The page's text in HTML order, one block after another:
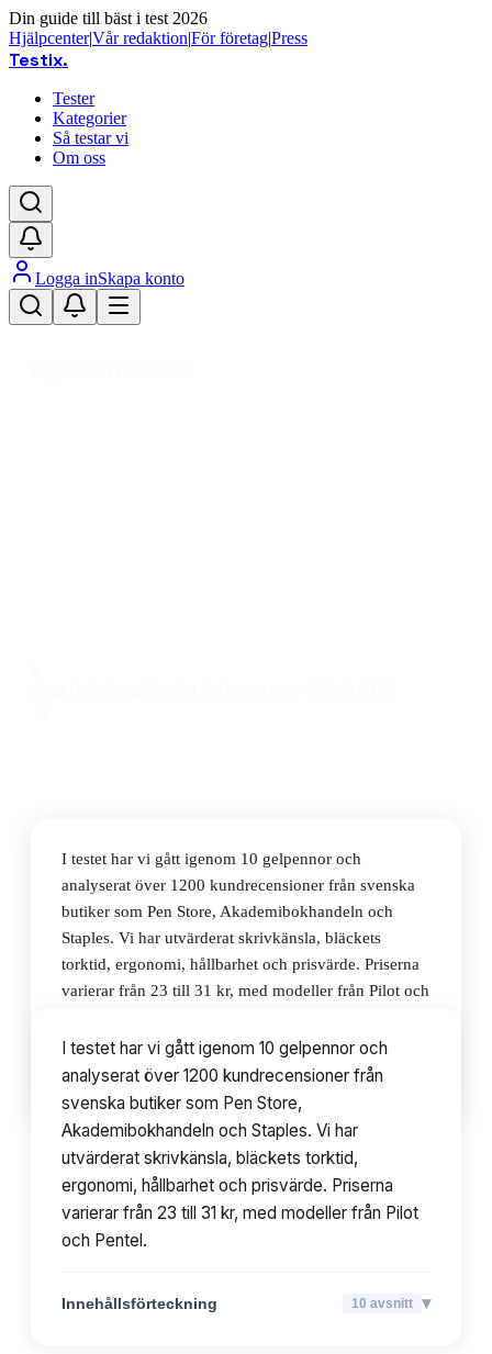
Din guide till bäst i test 2026
Hjälpcenter|Vår redaktion|För företag|Press
Testix.
Tester
Kategorier
Så testar vi
Om oss
Logga inSkapa konto
I testet har vi gått igenom 10 gelpennor och
analyserat över 1200 kundrecensioner från svenska
butiker som Pen Store, Akademibokhandeln och
Staples. Vi har utvärderat skrivkänsla, bläckets
torktid, ergonomi, hållbarhet och prisvärde. Priserna
varierar från 23 till 31 kr, med modeller från Pilot och
Innehållsförteckning 10avsnitt
I testet har vi gått igenom 10 gelpennor och
analyserat över 1200 kundrecensioner från
svenska butiker som Pen Store,
Akademibokhandeln och Staples. Vi har
utvärderat skrivkänsla, bläckets torktid,
ergonomi, hållbarhet och prisvärde. Priserna
varierar från 23 till 31 kr, med modeller från Pilot
och Pentel.
Innehållsförteckning 10 avsnitt ▾